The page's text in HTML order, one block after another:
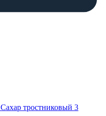
Сахар тростниковый 3